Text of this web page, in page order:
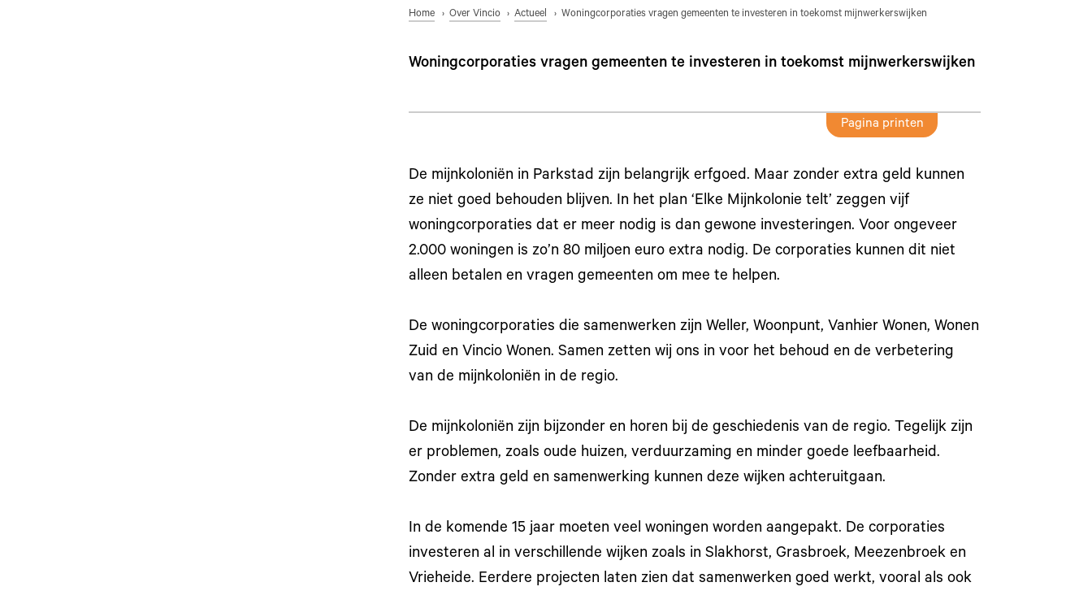
Home Over Vincio Actueel Woningcorporaties vragen gemeenten te investeren in toekomst mijnwerkerswijken
Woningcorporaties vragen gemeenten te investeren in toekomst mijnwerkerswijken
Pagina printen
De mijnkoloniën in Parkstad zijn belangrijk erfgoed. Maar zonder extra geld kunnen
ze niet goed behouden blijven. In het plan ‘Elke Mijnkolonie telt’ zeggen vijf
woningcorporaties dat er meer nodig is dan gewone investeringen. Voor ongeveer
2.000 woningen is zo’n 80 miljoen euro extra nodig. De corporaties kunnen dit niet
alleen betalen en vragen gemeenten om mee te helpen.
De woningcorporaties die samenwerken zijn Weller, Woonpunt, Vanhier Wonen, Wonen
Zuid en Vincio Wonen. Samen zetten wij ons in voor het behoud en de verbetering
van de mijnkoloniën in de regio.
De mijnkoloniën zijn bijzonder en horen bij de geschiedenis van de regio. Tegelijk zijn
er problemen, zoals oude huizen, verduurzaming en minder goede leefbaarheid.
Zonder extra geld en samenwerking kunnen deze wijken achteruitgaan.
In de komende 15 jaar moeten veel woningen worden aangepakt. De corporaties
investeren al in verschillende wijken zoals in Slakhorst, Grasbroek, Meezenbroek en
Vrieheide. Eerdere projecten laten zien dat samenwerken goed werkt, vooral als ook